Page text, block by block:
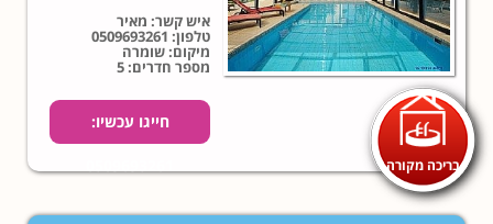
בריכה מקורה
איש קשר: מאיר
טלפון: 0509693261
מיקום: שומרה
מספר חדרים: 5
חייגו עכשיו: